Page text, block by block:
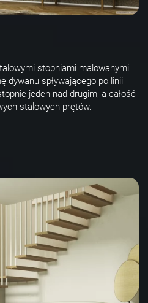
stopniami malowanymi
dywanu spływającego po linii
jeden nad drugim, a całość
stalowych prętów.